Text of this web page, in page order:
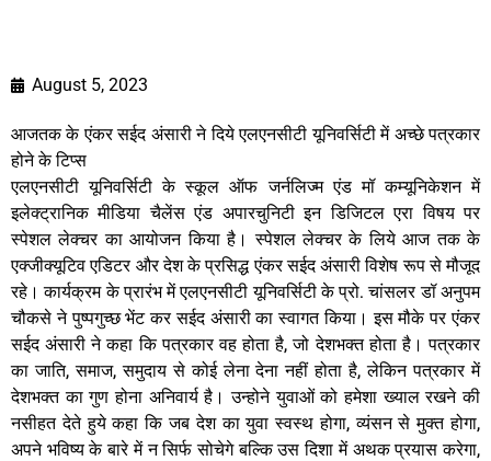
August 5, 2023
आजतक के एंकर सईद अंसारी ने दिये एलएनसीटी यूनिवर्सिटी में अच्छे पत्रकार
होने के टिप्स
एलएनसीटी यूनिवर्सिटी के स्कूल ऑफ जर्नलिज्म एंड मॉ कम्यूनिकेशन में
इलेक्ट्रानिक मीडिया चैलेंस एंड अपारचुनिटी इन डिजिटल एरा विषय पर
स्पेशल लेक्चर का आयोजन किया है। स्पेशल लेक्चर के लिये आज तक के
एक्जीक्यूटिव एडिटर और देश के प्रसिद्ध एंकर सईद अंसारी विशेष रूप से मौजूद
रहे। कार्यक्रम के प्रारंभ में एलएनसीटी यूनिवर्सिटी के प्रो. चांसलर डॉ अनुपम
चौकसे ने पुष्पगुच्छ भेंट कर सईद अंसारी का स्वागत किया। इस मौके पर एंकर
सईद अंसारी ने कहा कि पत्रकार वह होता है, जो देशभक्त होता है। पत्रकार
का जाति, समाज, समुदाय से कोई लेना देना नहीं होता है, लेकिन पत्रकार में
देशभक्त का गुण होना अनिवार्य है। उन्होने युवाओं को हमेशा ख्याल रखने की
नसीहत देते हुये कहा कि जब देश का युवा स्वस्थ होगा, व्यंसन से मुक्त होगा,
अपने भविष्य के बारे में न सिर्फ सोचेगे बल्कि उस दिशा में अथक प्रयास करेगा,